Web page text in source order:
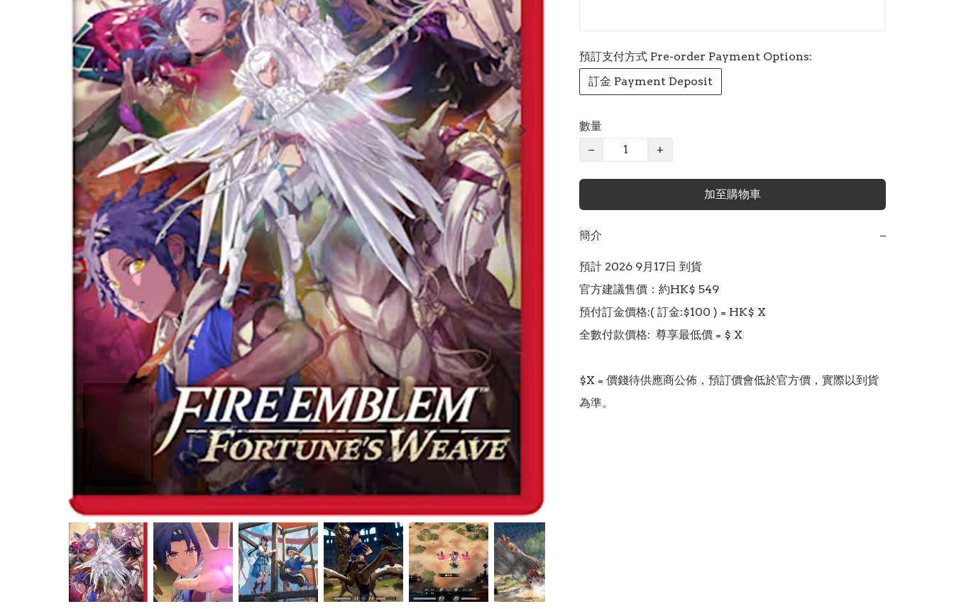
預訂支付方式 Pre-order Payment Options:
訂金 Payment Deposit
數量
−
+
加至購物車
簡介 −
預計 2026 9月17日 到貨
官方建議售價：約HK$ 549
預付訂金價格:( 訂金:$100 ) = HK$ X
全數付款價格:  尊享最低價 = $ X
$X = 價錢待供應商公佈，預訂價會低於官方價，實際以到貨
為準。